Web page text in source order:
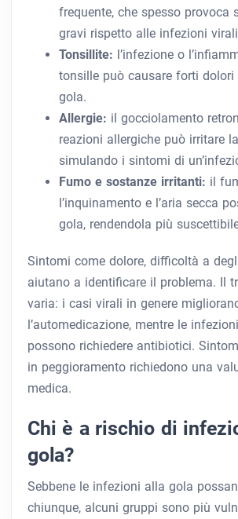
frequente, che spesso provoca
gravi rispetto alle infezioni
Tonsillite: l’infezione o
tonsille può causare forti
gola.
Allergie: il gocciolamento
reazioni allergiche può irritare
simulando i sintomi di
Fumo e sostanze irritanti: il
l’inquinamento e l’aria secca
gola, rendendola più
Sintomi come dolore, difficoltà a
aiutano a identificare il problema. Il
varia: i casi virali in genere
l’automedicazione, mentre le
possono richiedere antibiotici.
in peggioramento richiedono una
medica.
Chi è a rischio di
gola?
Sebbene le infezioni alla gola
chiunque, alcuni gruppi sono più